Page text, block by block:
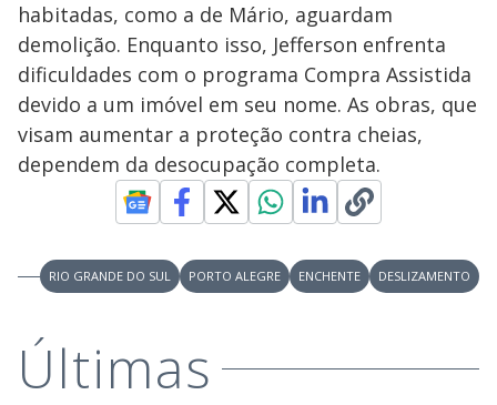
habitadas, como a de Mário, aguardam
demolição. Enquanto isso, Jefferson enfrenta
dificuldades com o programa Compra Assistida
devido a um imóvel em seu nome. As obras, que
visam aumentar a proteção contra cheias,
dependem da desocupação completa.
RIO GRANDE DO SUL PORTO ALEGRE ENCHENTE DESLIZAMENTO
Últimas